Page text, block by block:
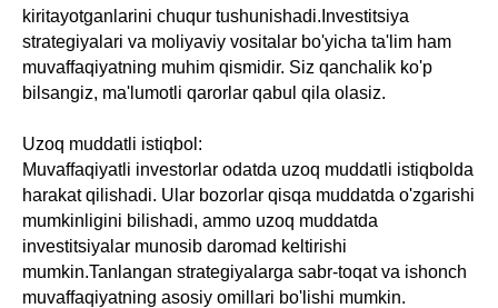
kiritayotganlarini chuqur tushunishadi.Investitsiya
strategiyalari va moliyaviy vositalar bo'yicha ta'lim ham
muvaffaqiyatning muhim qismidir. Siz qanchalik ko'p
bilsangiz, ma'lumotli qarorlar qabul qila olasiz.
Uzoq muddatli istiqbol:
Muvaffaqiyatli investorlar odatda uzoq muddatli istiqbolda
harakat qilishadi. Ular bozorlar qisqa muddatda o'zgarishi
mumkinligini bilishadi, ammo uzoq muddatda
investitsiyalar munosib daromad keltirishi
mumkin.Tanlangan strategiyalarga sabr-toqat va ishonch
muvaffaqiyatning asosiy omillari bo'lishi mumkin.